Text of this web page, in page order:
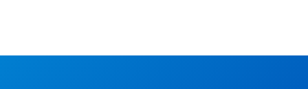
質の安定化を実現するとともに、抗